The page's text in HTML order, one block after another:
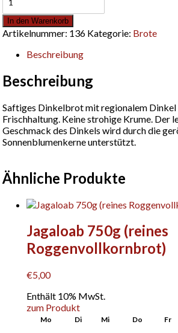
Harry
500g
Menge
In den Warenkorb
Artikelnummer: 136 Kategorie: Brote
Beschreibung
Beschreibung
Saftiges Dinkelbrot mit regionalem
Frischhaltung. Keine strohige Krume. Der
Geschmack des Dinkels wird durch die
Sonnenblumenkerne unterstützt.
Ähnliche Produkte
Jagaloab 750g (reines
Roggenvollkornbrot)
€5,00
Enthält 10% MwSt.
zum Produkt
Mo Di Mi Do Fr